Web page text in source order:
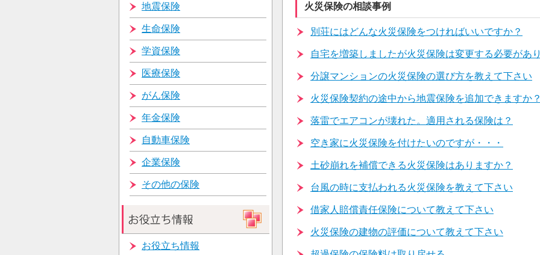
火災保険の相談事例
別荘にはどんな火災保険をつければいいですか？
自宅を増築しましたが火災保険は変更する必要があ
分譲マンションの火災保険の選び方を教えて下さい
火災保険契約の途中から地震保険を追加できますか？
落雷でエアコンが壊れた。適用される保険は？
空き家に火災保険を付けたいのですが・・・
土砂崩れを補償できる火災保険はありますか？
台風の時に支払われる火災保険を教えて下さい
借家人賠償責任保険について教えて下さい
火災保険の建物の評価について教えて下さい
地震保険
生命保険
学資保険
医療保険
がん保険
年金保険
自動車保険
企業保険
その他の保険
お役立ち情報